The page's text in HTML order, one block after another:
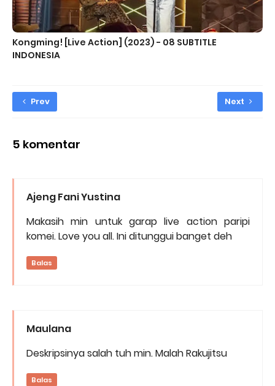
Kongming! [Live Action] (2023) - 08 SUBTITLE
INDONESIA
Prev Next
5 komentar
Ajeng Fani Yustina
Makasih min untuk garap live action paripi
komei. Love you all. Ini ditunggui banget deh
Balas
Maulana
Deskripsinya salah tuh min. Malah Rakujitsu
Balas